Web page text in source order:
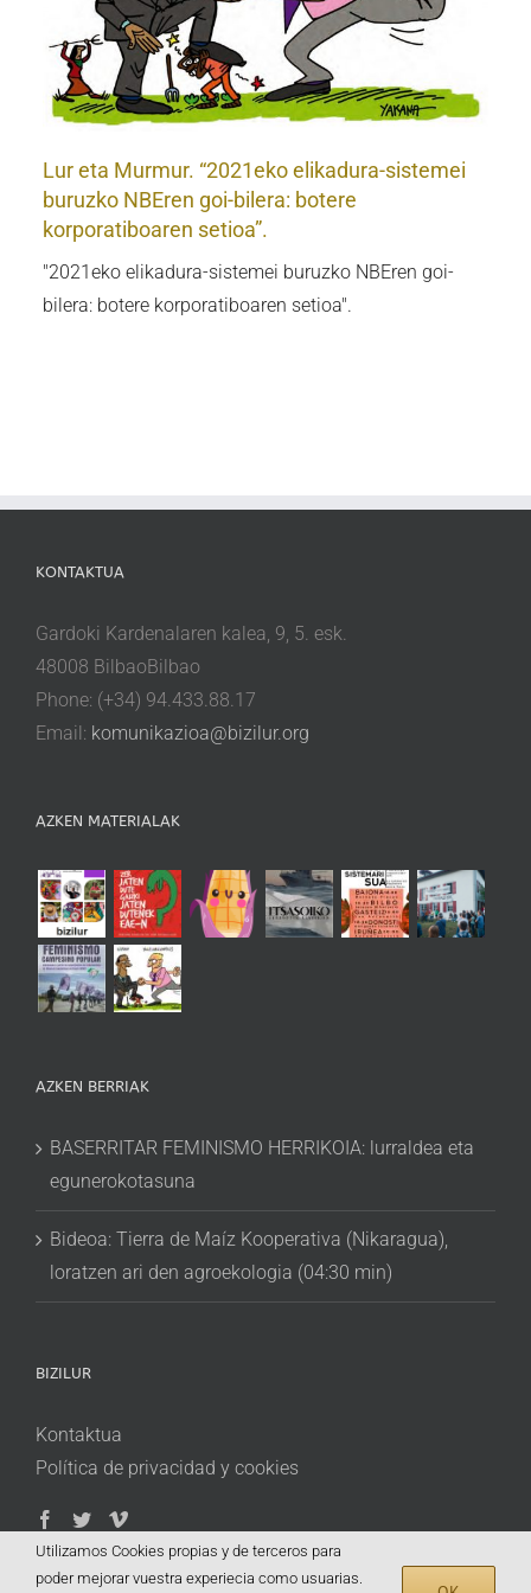
Lur eta Murmur. “2021eko elikadura-sistemei
buruzko NBEren goi-bilera: botere
korporatiboaren setioa”.
"2021eko elikadura-sistemei buruzko NBEren goi-
bilera: botere korporatiboaren setioa".
KONTAKTUA
Gardoki Kardenalaren kalea, 9, 5. esk.
48008 BilbaoBilbao
Phone: (+34) 94.433.88.17
Email: komunikazioa@bizilur.org
AZKEN MATERIALAK
AZKEN BERRIAK
BASERRITAR FEMINISMO HERRIKOIA: lurraldea eta
egunerokotasuna
Bideoa: Tierra de Maíz Kooperativa (Nikaragua),
loratzen ari den agroekologia (04:30 min)
BIZILUR
Kontaktua
Política de privacidad y cookies
Utilizamos Cookies propias y de terceros para
poder mejorar vuestra experiecia como usuarias.